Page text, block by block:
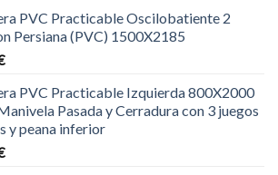
PVC Practicable Oscilobatiente 2
Persiana (PVC) 1500X2185
PVC Practicable Izquierda 800X2000
Pasada y Cerradura con 3 juegos
y peana inferior